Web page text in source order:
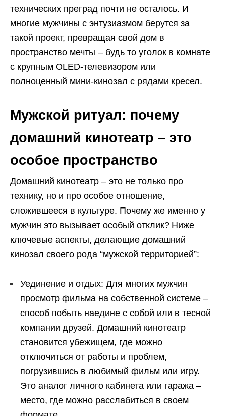
технических преград почти не осталось. И
многие мужчины с энтузиазмом берутся за
такой проект, превращая свой дом в
пространство мечты – будь то уголок в комнате
с крупным OLED-телевизором или
полноценный мини-кинозал с рядами кресел.
Мужской ритуал: почему
домашний кинотеатр – это
особое пространство
Домашний кинотеатр – это не только про
технику, но и про особое отношение,
сложившееся в культуре. Почему же именно у
мужчин это вызывает особый отклик? Ниже
ключевые аспекты, делающие домашний
кинозал своего рода “мужской территорией”:
Уединение и отдых: Для многих мужчин
просмотр фильма на собственной системе –
способ побыть наедине с собой или в тесной
компании друзей. Домашний кинотеатр
становится убежищем, где можно
отключиться от работы и проблем,
погрузившись в любимый фильм или игру.
Это аналог личного кабинета или гаража –
место, где можно расслабиться в своем